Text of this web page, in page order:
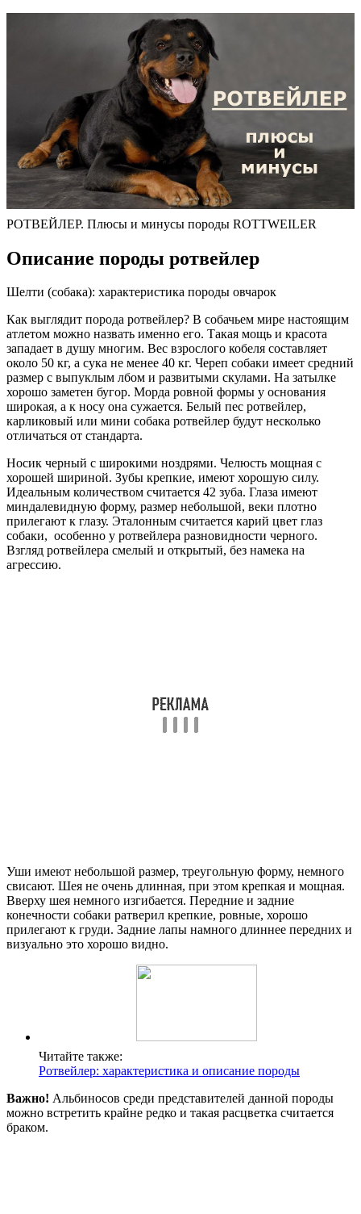
РОТВЕЙЛЕР. Плюсы и минусы породы ROTTWEILER
Описание породы ротвейлер
Шелти (собака): характеристика породы овчарок
Как выглядит порода ротвейлер? В собачьем мире настоящим
атлетом можно назвать именно его. Такая мощь и красота
западает в душу многим. Вес взрослого кобеля составляет
около 50 кг, а сука не менее 40 кг. Череп собаки имеет средний
размер с выпуклым лбом и развитыми скулами. На затылке
хорошо заметен бугор. Морда ровной формы у основания
широкая, а к носу она сужается. Белый пес ротвейлер,
карликовый или мини собака ротвейлер будут несколько
отличаться от стандарта.
Носик черный с широкими ноздрями. Челюсть мощная с
хорошей шириной. Зубы крепкие, имеют хорошую силу.
Идеальным количеством считается 42 зуба. Глаза имеют
миндалевидную форму, размер небольшой, веки плотно
прилегают к глазу. Эталонным считается карий цвет глаз
собаки, особенно у ротвейлера разновидности черного.
Взгляд ротвейлера смелый и открытый, без намека на
агрессию.
Уши имеют небольшой размер, треугольную форму, немного
свисают. Шея не очень длинная, при этом крепкая и мощная.
Вверху шея немного изгибается. Передние и задние
конечности собаки ратверил крепкие, ровные, хорошо
прилегают к груди. Задние лапы намного длиннее передних и
визуально это хорошо видно.
Читайте также:
Ротвейлер: характеристика и описание породы
Важно! Альбиносов среди представителей данной породы
можно встретить крайне редко и такая расцветка считается
браком.